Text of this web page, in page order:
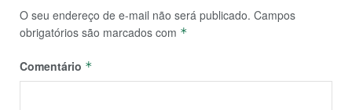
O seu endereço de e-mail não será publicado. Campos
obrigatórios são marcados com *
Comentário *